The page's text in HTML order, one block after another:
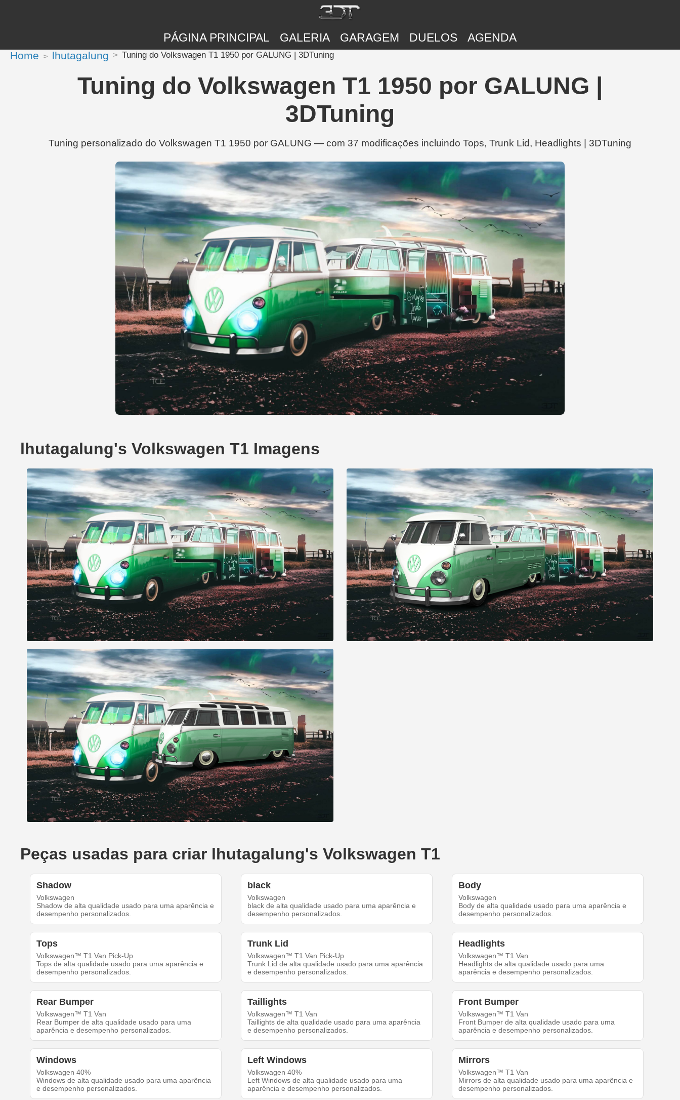
PÁGINA PRINCIPAL GALERIA GARAGEM DUELOS AGENDA
Home lhutagalung Tuning do Volkswagen T1 1950 por GALUNG | 3DTuning
Tuning do Volkswagen T1 1950 por GALUNG |
3DTuning
Tuning personalizado do Volkswagen T1 1950 por GALUNG — com 37 modificações incluindo Tops, Trunk Lid, Headlights | 3DTuning
lhutagalung's Volkswagen T1 Imagens
Peças usadas para criar lhutagalung's Volkswagen T1
Shadow
Volkswagen
Shadow de alta qualidade usado para uma aparência e
desempenho personalizados.
black
Volkswagen
black de alta qualidade usado para uma aparência e
desempenho personalizados.
Body
Volkswagen
Body de alta qualidade usado para uma aparência e
desempenho personalizados.
Tops
Volkswagen™ T1 Van Pick-Up
Tops de alta qualidade usado para uma aparência e
desempenho personalizados.
Trunk Lid
Volkswagen™ T1 Van Pick-Up
Trunk Lid de alta qualidade usado para uma aparência
e desempenho personalizados.
Headlights
Volkswagen™ T1 Van
Headlights de alta qualidade usado para uma
aparência e desempenho personalizados.
Rear Bumper
Volkswagen™ T1 Van
Rear Bumper de alta qualidade usado para uma
aparência e desempenho personalizados.
Taillights
Volkswagen™ T1 Van
Taillights de alta qualidade usado para uma aparência
e desempenho personalizados.
Front Bumper
Volkswagen™ T1 Van
Front Bumper de alta qualidade usado para uma
aparência e desempenho personalizados.
Windows
Volkswagen 40%
Windows de alta qualidade usado para uma aparência
e desempenho personalizados.
Left Windows
Volkswagen 40%
Left Windows de alta qualidade usado para uma
aparência e desempenho personalizados.
Mirrors
Volkswagen™ T1 Van
Mirrors de alta qualidade usado para uma aparência e
desempenho personalizados.